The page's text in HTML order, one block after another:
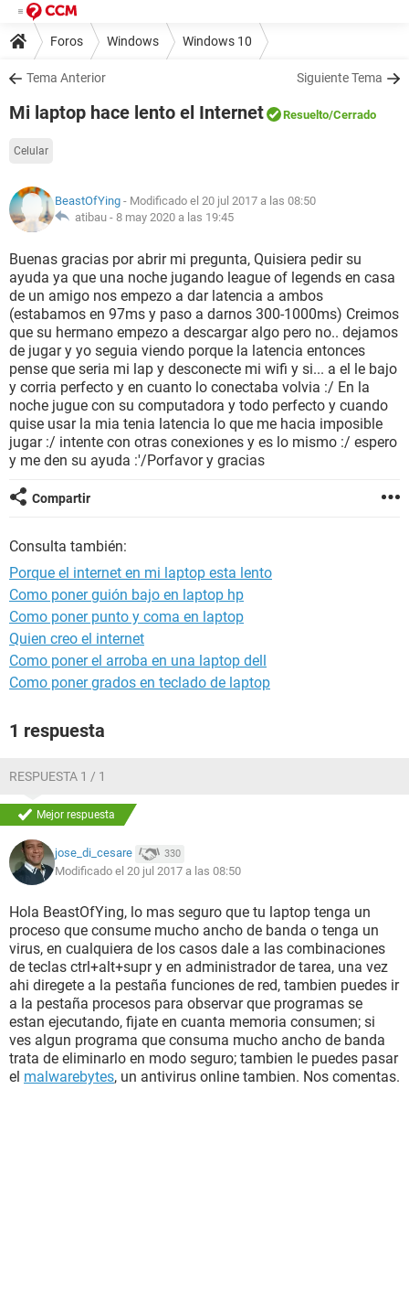
Foros Windows Windows 10
Tema Anterior Siguiente Tema
Mi laptop hace lento el Internet Resuelto/Cerrado
Celular
BeastOfYing - Modificado el 20 jul 2017 a las 08:50
atibau - 8 may 2020 a las 19:45
Buenas gracias por abrir mi pregunta, Quisiera pedir su
ayuda ya que una noche jugando league of legends en casa
de un amigo nos empezo a dar latencia a ambos
(estabamos en 97ms y paso a darnos 300-1000ms) Creimos
que su hermano empezo a descargar algo pero no.. dejamos
de jugar y yo seguia viendo porque la latencia entonces
pense que seria mi lap y desconecte mi wifi y si... a el le bajo
y corria perfecto y en cuanto lo conectaba volvia :/ En la
noche jugue con su computadora y todo perfecto y cuando
quise usar la mia tenia latencia lo que me hacia imposible
jugar :/ intente con otras conexiones y es lo mismo :/ espero
y me den su ayuda :'/Porfavor y gracias
Compartir
Consulta también:
Porque el internet en mi laptop esta lento
Como poner guión bajo en laptop hp
Como poner punto y coma en laptop
Quien creo el internet
Como poner el arroba en una laptop dell
Como poner grados en teclado de laptop
1 respuesta
RESPUESTA 1 / 1
Mejor respuesta
jose_di_cesare 330
Modificado el 20 jul 2017 a las 08:50
Hola BeastOfYing, lo mas seguro que tu laptop tenga un
proceso que consume mucho ancho de banda o tenga un
virus, en cualquiera de los casos dale a las combinaciones
de teclas ctrl+alt+supr y en administrador de tarea, una vez
ahi diregete a la pestaña funciones de red, tambien puedes ir
a la pestaña procesos para observar que programas se
estan ejecutando, fijate en cuanta memoria consumen; si
ves algun programa que consuma mucho ancho de banda
trata de eliminarlo en modo seguro; tambien le puedes pasar
el malwarebytes, un antivirus online tambien. Nos comentas.